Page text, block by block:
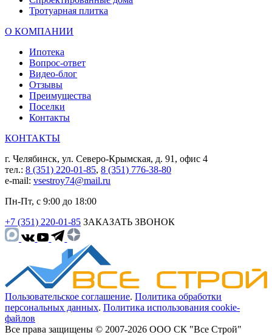
Тротуарная плитка
О КОМПАНИИ
Ипотека
Вопрос-ответ
Видео-блог
Отзывы
Преимущества
Поселки
Контакты
КОНТАКТЫ
г. Челябинск, ул. Северо-Крымская, д. 91, офис 4
тел.: 8 (351) 220-01-85, 8 (351) 776-38-80
e-mail: vsestroy74@mail.ru
Пн-Пт, с 9:00 до 18:00
+7 (351) 220-01-85 ЗАКАЗАТЬ ЗВОНОК
Пользовательское соглашение. Политика обработки
персональных данных. Политика использования cookie-
файлов
Все права защищены © 2007-2026 ООО СК "Все Строй"